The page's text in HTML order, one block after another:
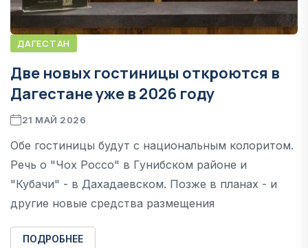
ДАГЕСТАН
Две новых гостиницы откроются в
Дагестане уже в 2026 году
21 МАЙ 2026
Обе гостиницы будут с национальным колоритом.
Речь о "Чох Россо" в Гунибском районе и
"Кубачи" - в Дахадаевском. Позже в планах - и
другие новые средства размещения
ПОДРОБНЕЕ